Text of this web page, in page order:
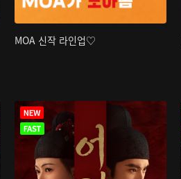
MOA 신작 라인업♡